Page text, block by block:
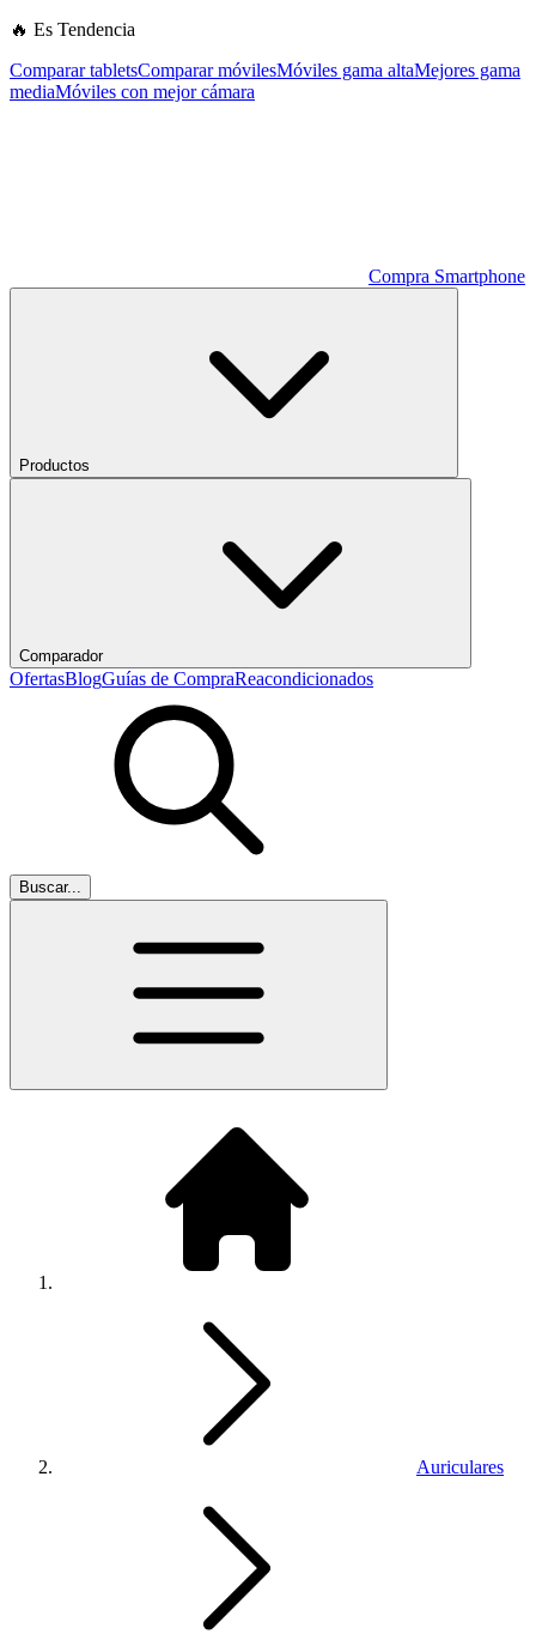
🔥 Es Tendencia
Comparar tabletsComparar móvilesMóviles gama altaMejores gama
mediaMóviles con mejor cámara
Compra Smartphone
Productos
Comparador
OfertasBlogGuías de CompraReacondicionados
Buscar...
Auriculares